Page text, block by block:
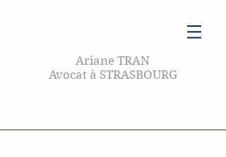
Ariane TRAN
Avocat à STRASBOURG